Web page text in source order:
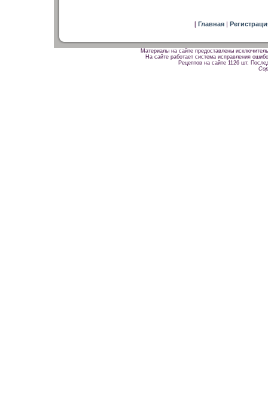
[ Главная |
Материалы на сайте предоставлены
На сайте работает система исправления
Рецептов на сайте 1126 шт.